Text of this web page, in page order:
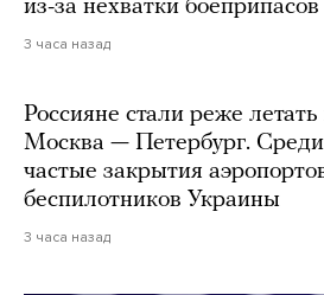
из-за нехватки боеприпасов
3 часа назад
Россияне стали реже
Москва — Петербург.
частые закрытия
беспилотников Украины
3 часа назад